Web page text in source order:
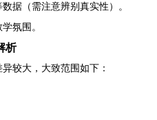
据（需注意辨别真实性）。
氛围。
析
较大，大致范围如下：